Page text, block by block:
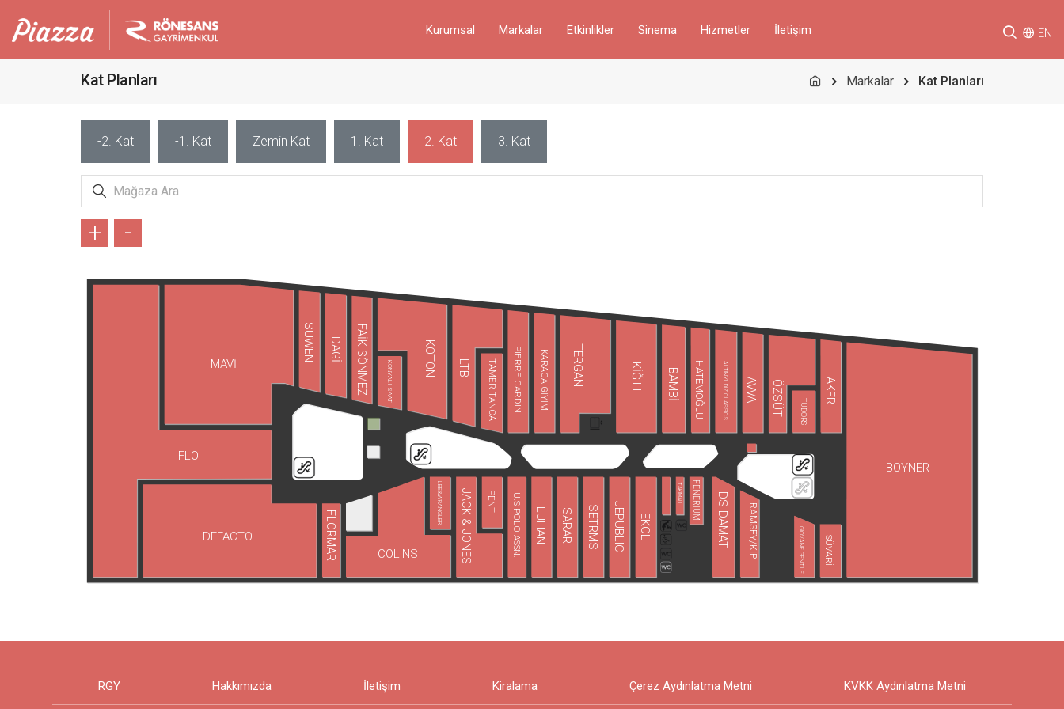
Kurumsal Markalar Etkinlikler Sinema Hizmetler İletişim EN
Kat Planları Markalar Kat Planları
-2. Kat -1. Kat Zemin Kat 1. Kat 2. Kat 3. Kat
AKER
ALTINYILDIZ CLASSICS
TAKIMALL
AVVA
BAMBİ
COLINS
DAGİ
DEFACTO DS DAMAT
EKOL
FAİK SÖNMEZ
FENERIUM
FLO
FLORMAR GIOVANE GENTILE
HATEMOĞLU
JACK & JONES JEPUBLIC
KARACA GİYİM KİĞILI
KONYALI SAAT
LEE&WRANGLER
LTB
LUFIAN
MAVİ
ÖZSÜT
PENTİ
PIERRE CARDIN
RAMSEY/KİP
SARAR SETRMS
SUWEN
SÜVARİ
TAMER TANCA TERGAN
TUDORS
U.S POLO ASSN.
BOYNER
KOTON
+ -
RGY Hakkımızda İletişim Kiralama Çerez Aydınlatma Metni KVKK Aydınlatma Metni